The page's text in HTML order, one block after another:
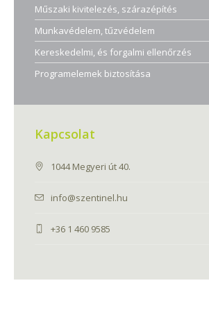
Műszaki kivitelezés, szárazépítés
Munkavédelem, tűzvédelem
Kereskedelmi, és forgalmi ellenőrzés
Programelemek biztosítása
Kapcsolat
1044 Megyeri út 40.
info@szentinel.hu
+36 1 460 9585